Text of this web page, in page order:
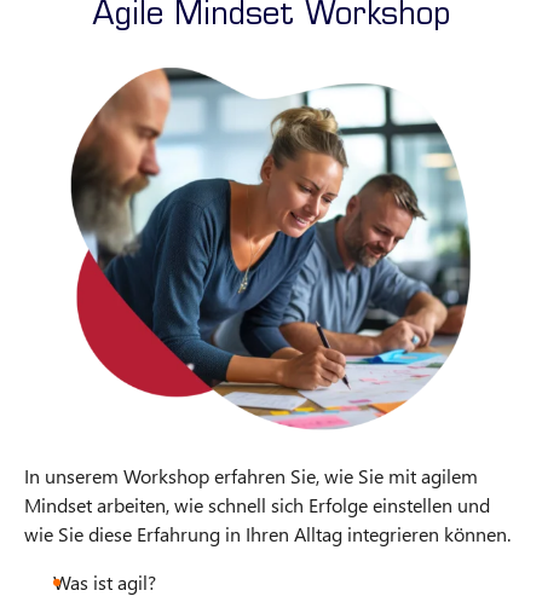
Agile Mindset Workshop
In unserem Workshop erfahren Sie, wie Sie mit agilem
Mindset arbeiten, wie schnell sich Erfolge einstellen und
wie Sie diese Erfahrung in Ihren Alltag integrieren können.
Was ist agil?